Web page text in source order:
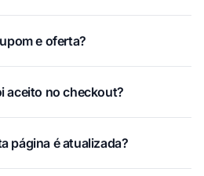
e oferta?
aceito no checkout?
página é atualizada?